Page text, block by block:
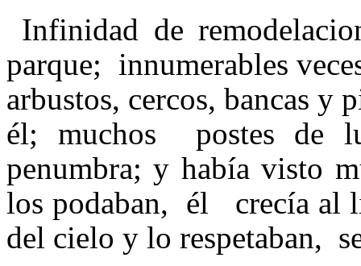
Infinidad de
parque; innumerables
arbustos, cercos, bancas y
él; muchos postes de
penumbra; y había visto
los podaban, él crecía al
del cielo y lo respetaban,